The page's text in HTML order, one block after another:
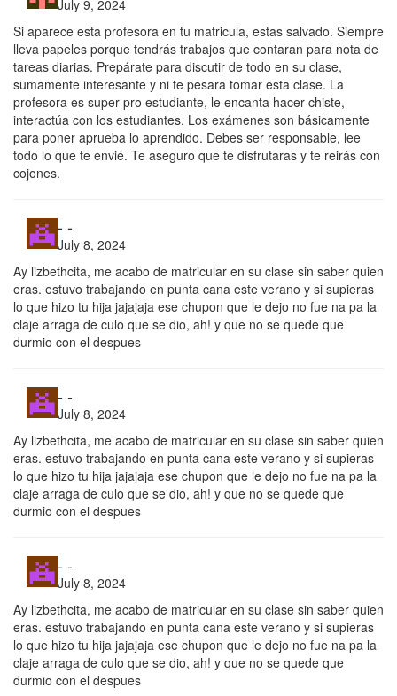
July 9, 2024
Si aparece esta profesora en tu matricula, estas salvado. Siempre
lleva papeles porque tendrás trabajos que contaran para nota de
tareas diarias. Prepárate para discutir de todo en su clase,
sumamente interesante y ni te pesara tomar esta clase. La
profesora es super pro estudiante, le encanta hacer chiste,
interactúa con los estudiantes. Los exámenes son básicamente
para poner aprueba lo aprendido. Debes ser responsable, lee
todo lo que te envié. Te aseguro que te disfrutaras y te reirás con
cojones.
- -
July 8, 2024
Ay lizbethcita, me acabo de matricular en su clase sin saber quien
eras. estuvo trabajando en punta cana este verano y si supieras
lo que hizo tu hija jajajaja ese chupon que le dejo no fue na pa la
claje arraga de culo que se dio, ah! y que no se quede que
durmio con el despues
- -
July 8, 2024
Ay lizbethcita, me acabo de matricular en su clase sin saber quien
eras. estuvo trabajando en punta cana este verano y si supieras
lo que hizo tu hija jajajaja ese chupon que le dejo no fue na pa la
claje arraga de culo que se dio, ah! y que no se quede que
durmio con el despues
- -
July 8, 2024
Ay lizbethcita, me acabo de matricular en su clase sin saber quien
eras. estuvo trabajando en punta cana este verano y si supieras
lo que hizo tu hija jajajaja ese chupon que le dejo no fue na pa la
claje arraga de culo que se dio, ah! y que no se quede que
durmio con el despues